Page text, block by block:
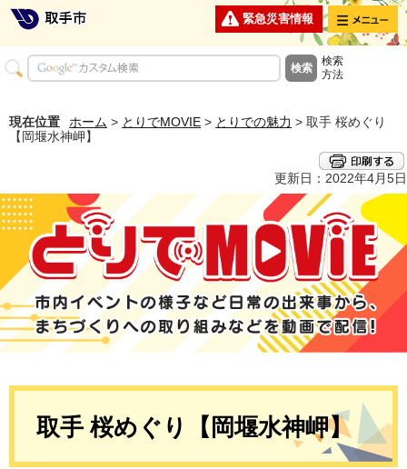
緊急災害情報 メニュー
検索
方法
現在位置 ホーム > とりでMOVIE > とりでの魅力 > 取手 桜めぐり
【岡堰水神岬】
更新日：2022年4月5日
とりでMOVIE 市内イベントの様子など日常の出来事から、まちづくり
への取り組みなどを動画で配信！
取手 桜めぐり【岡堰水神岬】